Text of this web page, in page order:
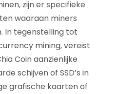
zijn er specifieke
waaraan miners
In tegenstelling tot
mining, vereist
Coin aanzienlijke
schijven of SSD’s in
grafische kaarten of